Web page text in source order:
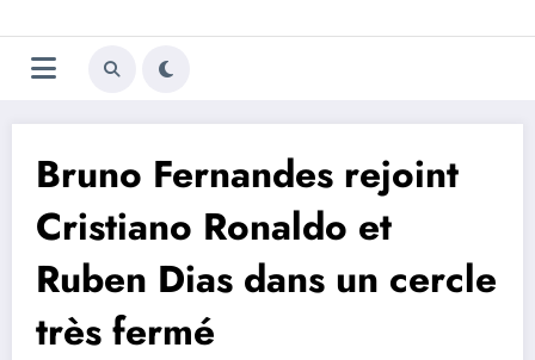
au
contenu
Trivela
L'actualité du football
Bruno Fernandes rejoint
Cristiano Ronaldo et
Ruben Dias dans un cercle
très fermé